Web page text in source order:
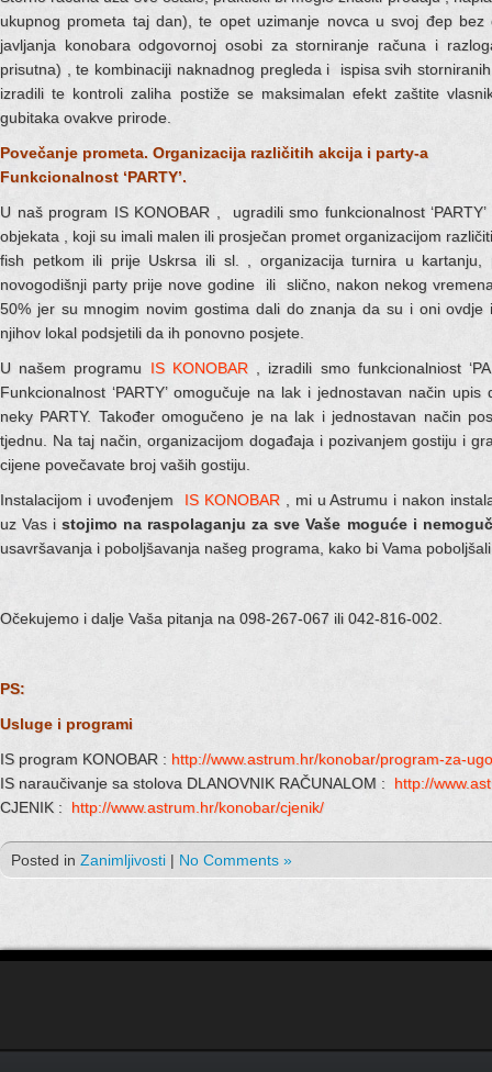
ukupnog prometa taj dan), te opet uzimanje novca u svoj đep
javljanja konobara odgovornoj osobi za storniranje računa i
prisutna) , te kombinaciji naknadnog pregleda i ispisa svih
izradili te kontroli zaliha postiže se maksimalan efekt zaštite
gubitaka ovakve prirode.
Povečanje prometa. Organizacija različitih akcija i party-a
Funkcionalnost ‘PARTY’.
U naš program IS KONOBAR , ugradili smo funkcionalnost
objekata , koji su imali malen ili prosječan promet organizacijom
fish petkom ili prije Uskrsa ili sl. , organizacija turnira u kartanju,
novogodišnji party prije nove godine ili slično, nakon nekog
50% jer su mnogim novim gostima dali do znanja da su i oni ovdje
njihov lokal podsjetili da ih ponovno posjete.
U našem programu IS KONOBAR, izradili smo funkcionalniost
Funkcionalnost ‘PARTY’ omogučuje na lak i jednostavan način
neky PARTY. Također omogučeno je na lak i jednostavan način
tjednu. Na taj način, organizacijom događaja i pozivanjem gostiju i
cijene povečavate broj vaših gostiju.
Instalacijom i uvođenjem IS KONOBAR, mi u Astrumu i nakon
uz Vas istojimo na raspolaganju za sve Vaše moguće i
usavršavanja i poboljšavanja našeg programa, kako bi Vama
Očekujemo i dalje Vaša pitanja na 098-267-067 ili 042-816-002.
PS:
Usluge i programi
IS program KONOBAR : http://www.astrum.hr/konobar/program-za-
IS naraučivanje sa stolova DLANOVNIK RAČUNALOM : http://
CJENIK : http://www.astrum.hr/konobar/cjenik/
Posted in Zanimljivosti | No Comments »